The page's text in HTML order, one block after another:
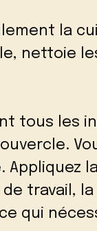
la
nettoie
tous les
travail,
qui